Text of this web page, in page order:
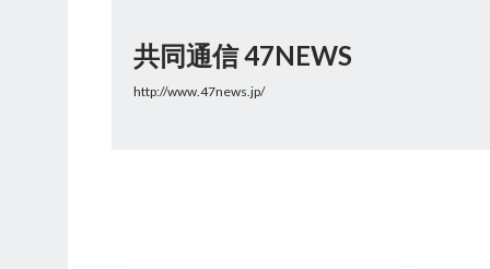
共同通信 47NEWS
http://www.47news.jp/